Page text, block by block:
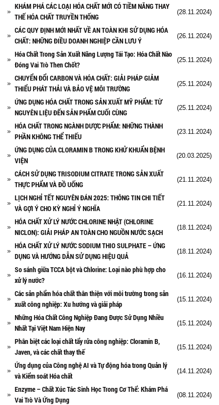
KHÁM PHÁ CÁC LOẠI HÓA CHẤT MỚI CÓ TIỀM NĂNG THAY
THẾ HÓA CHẤT TRUYỀN THỐNG
(28.11.2024)
CÁC QUY ĐỊNH MỚI NHẤT VỀ AN TOÀN KHI SỬ DỤNG HÓA
CHẤT: NHỮNG ĐIỀU DOANH NGHIỆP CẦN LƯU Ý
(26.11.2024)
Hóa Chất Trong Sản Xuất Năng Lượng Tái Tạo: Hóa Chất Nào
Đóng Vai Trò Then Chốt?
(25.11.2024)
CHUYỂN ĐỔI CARBON VÀ HÓA CHẤT: GIẢI PHÁP GIẢM
THIỂU PHÁT THẢI VÀ BẢO VỆ MÔI TRƯỜNG
(25.11.2024)
ỨNG DỤNG HÓA CHẤT TRONG SẢN XUẤT MỸ PHẨM: TỪ
NGUYÊN LIỆU ĐẾN SẢN PHẨM CUỐI CÙNG
(25.11.2024)
HÓA CHẤT TRONG NGÀNH DƯỢC PHẨM: NHỮNG THÀNH
PHẦN KHÔNG THỂ THIẾU
(23.11.2024)
ỨNG DỤNG CỦA CLORAMIN B TRONG KHỬ KHUẨN BỆNH
VIỆN
(20.03.2025)
CÁCH SỬ DỤNG TRISODIUM CITRATE TRONG SẢN XUẤT
THỰC PHẨM VÀ ĐỒ UỐNG
(21.11.2024)
LỊCH NGHỈ TẾT NGUYÊN ĐÁN 2025: THÔNG TIN CHI TIẾT
VÀ GỢI Ý CHO KỲ NGHỈ Ý NGHĨA
(21.11.2024)
HÓA CHẤT XỬ LÝ NƯỚC CHLORINE NHẬT (CHLORINE
NICLON): GIẢI PHÁP AN TOÀN CHO NGUỒN NƯỚC SẠCH
(18.11.2024)
HÓA CHẤT XỬ LÝ NƯỚC SODIUM THIO SULPHATE – ỨNG
DỤNG VÀ HƯỚNG DẪN SỬ DỤNG HIỆU QUẢ
(18.11.2024)
So sánh giữa TCCA bột và Chlorine: Loại nào phù hợp cho
xử lý nước?
(16.11.2024)
Các sản phẩm hóa chất thân thiện với môi trường trong sản
xuất công nghiệp: Xu hướng và giải pháp
(15.11.2024)
Những Hóa Chất Công Nghiệp Đang Được Sử Dụng Nhiều
Nhất Tại Việt Nam Hiện Nay
(15.11.2024)
Phân biệt các loại chất tẩy rửa công nghiệp: Cloramin B,
Javen, và các chất thay thế
(15.11.2024)
Ứng dụng của Công nghệ AI và Tự động hóa trong Quản lý
và Kiểm soát Hóa chất
(14.11.2024)
Enzyme – Chất Xúc Tác Sinh Học Trong Cơ Thể: Khám Phá
Vai Trò Và Ứng Dụng
(08.11.2024)